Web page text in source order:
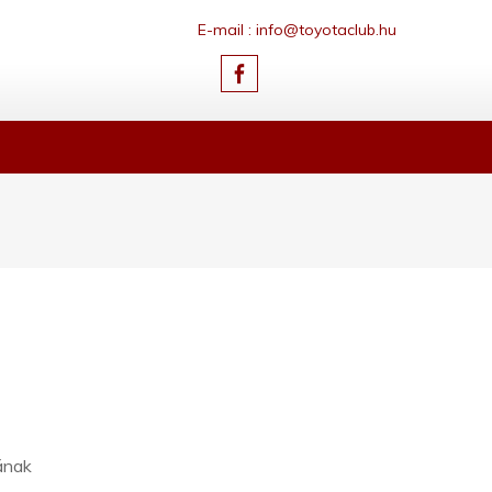
E-mail : info@toyotaclub.hu